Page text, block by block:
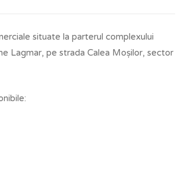
situate la parterul complexului
Lagmar, pe strada Calea Moșilor, sector